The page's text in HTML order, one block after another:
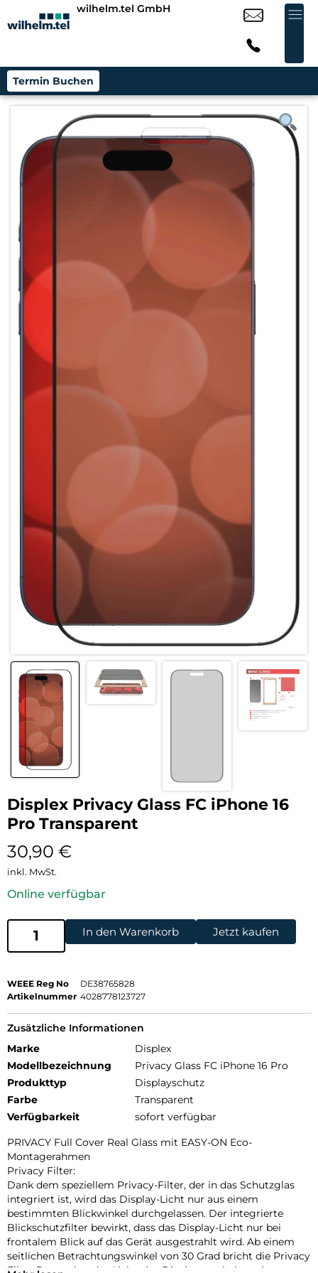
wilhelm.tel GmbH
Termin Buchen
Displex Privacy Glass FC iPhone 16
Pro Transparent
30,90 €
inkl. MwSt.
Online verfügbar
In den Warenkorb Jetzt kaufen
WEEE Reg No
DE38765828
Artikelnummer 4028778123727
Zusätzliche Informationen
Marke
Displex
Modellbezeichnung
Privacy Glass FC iPhone 16 Pro
Produkttyp
Displayschutz
Farbe
Transparent
Verfügbarkeit
sofort verfügbar
PRIVACY Full Cover Real Glass mit EASY-ON Eco-
Montagerahmen
Privacy Filter:
Dank dem speziellem Privacy-Filter, der in das Schutzglas
integriert ist, wird das Display-Licht nur aus einem
bestimmten Blickwinkel durchgelassen. Der integrierte
Blickschutzfilter bewirkt, dass das Display-Licht nur bei
frontalem Blick auf das Gerät ausgestrahlt wird. Ab einem
seitlichen Betrachtungswinkel von 30 Grad bricht die Privacy
Filter Protection das Licht, das Display erscheint schwarz.